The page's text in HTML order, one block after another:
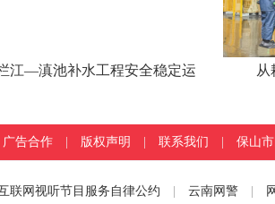
江—滇池补水工程安全稳定运
广告合作 版权声明 联系我们 保山
联网视听节目服务自律公约 云南网警